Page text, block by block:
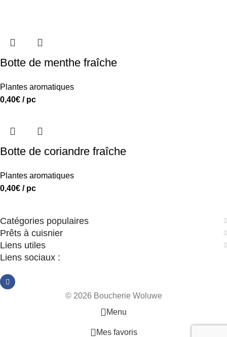
Botte de menthe fraîche
Plantes aromatiques
0,40€ / pc
Botte de coriandre fraîche
Plantes aromatiques
0,40€ / pc
Catégories populaires
Prêts à cuisnier
Liens utiles
Liens sociaux :
© 2026 Boucherie Woluwe
Menu
Mes favoris